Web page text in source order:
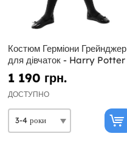
Костюм Герміони Грейнджер
для дівчаток - Harry Potter
1 190 грн.
ДОСТУПНО